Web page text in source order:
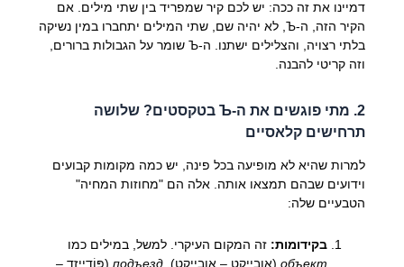
דמיינו את זה ככה: יש לכם קיר שמפריד בין שתי מילים. אם
הקיר הזה, ה-Ъ, לא יהיה שם, שתי המילים יתחברו במין נשיקה
בלתי רצויה, והצלילים ישתנו. ה-Ъ שומר על הגבולות ברורים,
וזה קריטי להבנה.
2. מתי פוגשים את ה-Ъ בטקסטים? שלושה
תרחישים קלאסיים
למרות שהיא לא מופיעה בכל פינה, יש כמה מקומות קבועים
וידועים שבהם תמצאו אותה. אלה הם "מחוזות המחיה"
הטבעיים שלה:
בקידומות: זה המקום העיקרי. למשל, במילים כמו
объект(אובְיֶיקְט – אובייקט), подъезд(פּוֹדְיֶיזְד –